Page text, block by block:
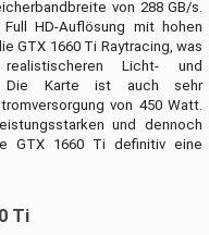
von 288 GB/s.
HD-Auflösung mit hohen
GTX 1660 Ti Raytracing, was
Licht- und
Die Karte ist auch sehr
von 450 Watt.
und dennoch
GTX 1660 Ti definitiv eine
Ti